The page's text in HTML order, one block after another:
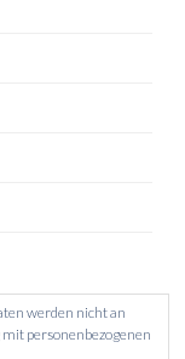
werden nicht an
personenbezogenen